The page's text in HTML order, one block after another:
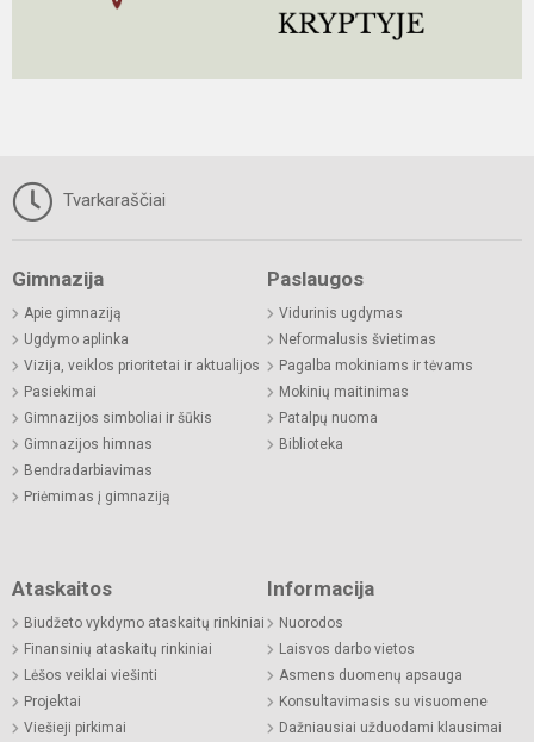
Tvarkaraščiai
Gimnazija
Apie gimnaziją
Ugdymo aplinka
Vizija, veiklos prioritetai ir aktualijos
Pasiekimai
Gimnazijos simboliai ir šūkis
Gimnazijos himnas
Bendradarbiavimas
Priėmimas į gimnaziją
Paslaugos
Vidurinis ugdymas
Neformalusis švietimas
Pagalba mokiniams ir tėvams
Mokinių maitinimas
Patalpų nuoma
Biblioteka
Ataskaitos
Biudžeto vykdymo ataskaitų rinkiniai
Finansinių ataskaitų rinkiniai
Lėšos veiklai viešinti
Projektai
Viešieji pirkimai
Informacija
Nuorodos
Laisvos darbo vietos
Asmens duomenų apsauga
Konsultavimasis su visuomene
Dažniausiai užduodami klausimai